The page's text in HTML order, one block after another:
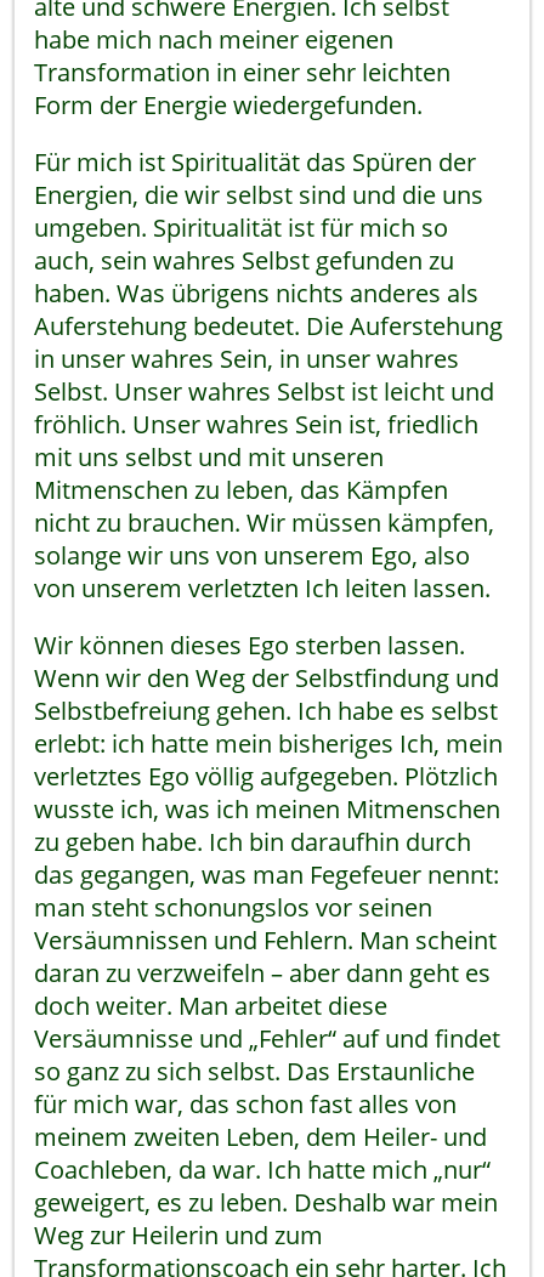
alte und schwere Energien. Ich selbst
habe mich nach meiner eigenen
Transformation in einer sehr leichten
Form der Energie wiedergefunden.
Für mich ist Spiritualität das Spüren der
Energien, die wir selbst sind und die uns
umgeben. Spiritualität ist für mich so
auch, sein wahres Selbst gefunden zu
haben. Was übrigens nichts anderes als
Auferstehung bedeutet. Die Auferstehung
in unser wahres Sein, in unser wahres
Selbst. Unser wahres Selbst ist leicht und
fröhlich. Unser wahres Sein ist, friedlich
mit uns selbst und mit unseren
Mitmenschen zu leben, das Kämpfen
nicht zu brauchen. Wir müssen kämpfen,
solange wir uns von unserem Ego, also
von unserem verletzten Ich leiten lassen.
Wir können dieses Ego sterben lassen.
Wenn wir den Weg der Selbstfindung und
Selbstbefreiung gehen. Ich habe es selbst
erlebt: ich hatte mein bisheriges Ich, mein
verletztes Ego völlig aufgegeben. Plötzlich
wusste ich, was ich meinen Mitmenschen
zu geben habe. Ich bin daraufhin durch
das gegangen, was man Fegefeuer nennt:
man steht schonungslos vor seinen
Versäumnissen und Fehlern. Man scheint
daran zu verzweifeln – aber dann geht es
doch weiter. Man arbeitet diese
Versäumnisse und „Fehler“ auf und findet
so ganz zu sich selbst. Das Erstaunliche
für mich war, das schon fast alles von
meinem zweiten Leben, dem Heiler- und
Coachleben, da war. Ich hatte mich „nur“
geweigert, es zu leben. Deshalb war mein
Weg zur Heilerin und zum
Transformationscoach ein sehr harter. Ich